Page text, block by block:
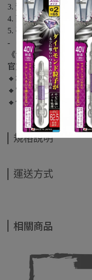
3. 預購商品/ 2-14天內
4. 商品皆原廠公司貨，
5. 平行輸入商品會另外
-
《包裹訂單問題》
官方LINE : @chiahung (
🔸地址:高雄市仁武區澄
🔸電話:07-3741609
🔸傳真:07-3740323
規格說明
運送方式
相關商品